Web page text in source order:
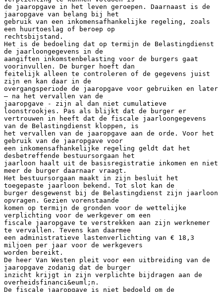
de jaaropgave in het leven geroepen. Daarnaast is de
jaaropgave van belang bij het
gebruik van een inkomensafhankelijke regeling, zoals
een huurtoeslag of beroep op
rechtsbijstand.
Het is de bedoeling dat op termijn de Belastingdienst
de jaarloongegevens in de
aangiften inkomstenbelasting voor de burgers gaat
voorinvullen. De burger hoeft dan
feitelijk alleen te controleren of de gegevens juist
zijn en kan daar in de
overgangsperiode de jaaropgave voor gebruiken en later
– na het vervallen van de
jaaropgave - zijn al dan niet cumulatieve
loonstrookjes. Pas als blijkt dat de burger er
vertrouwen in heeft dat de fiscale jaarloongegevens
van de Belastingdienst kloppen, is
het vervallen van de jaaropgave aan de orde. Voor het
gebruik van de jaaropgave voor
een inkomensafhankelijke regeling geldt dat het
desbetreffende bestuursorgaan het
jaarloon haalt uit de basisregistratie inkomen en niet
meer de burger daarnaar vraagt.
Het bestuursorgaan maakt in zijn besluit het
toegepaste jaarloon bekend. Tot slot kan de
burger desgewenst bij de Belastingdienst zijn jaarloon
opvragen. Gezien vorenstaande
komen op termijn de gronden voor de wettelijke
verplichting voor de werkgever om een
fiscale jaaropgave te verstrekken aan zijn werknemer
te vervallen. Tevens kan daarmee
een administratieve lastenverlichting van € 18,3
miljoen per jaar voor de werkgevers
worden bereikt.
De heer Van Westen pleit voor een uitbreiding van de
jaaropgave zodanig dat de burger
inzicht krijgt in zijn verplichte bijdragen aan de
overheidsfinanci&euml;n.
De fiscale jaaropgave is niet bedoeld om de